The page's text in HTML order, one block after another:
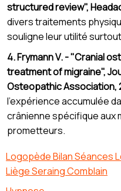
structured review",
divers traitements
souligne leur utilité
4. Frymann V. - "Cranial
treatment of migraine",
Osteopathic Association,
l’expérience accumulée
crânienne spécifique aux
prometteurs.
Logopède Bilan Séances
Liège Seraing Comblain